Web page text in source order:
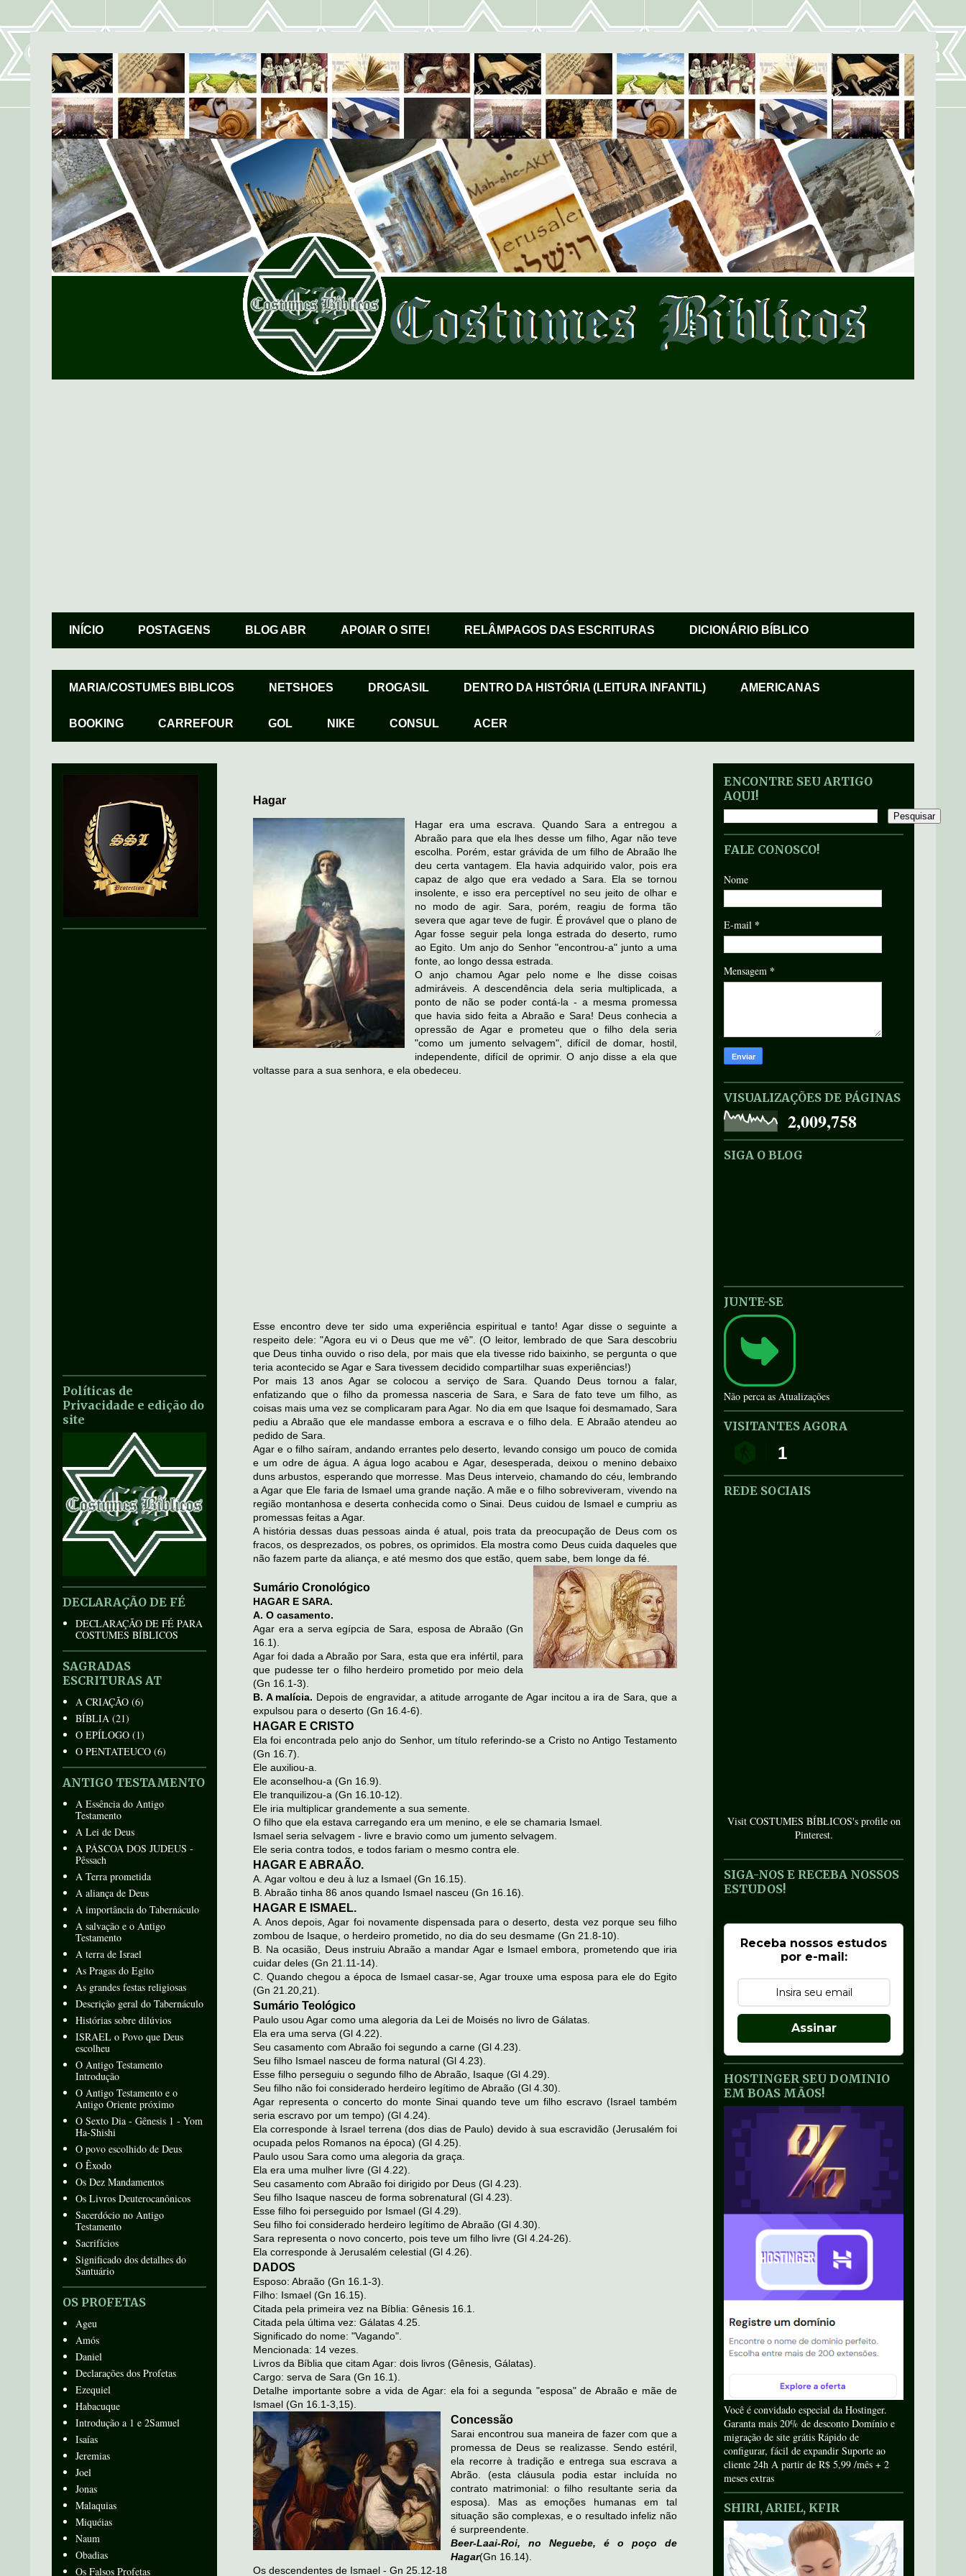
INÍCIO POSTAGENS BLOG ABR APOIAR O SITE! RELÂMPAGOS DAS ESCRITURAS DICIONÁRIO BÍBLICO
MARIA/COSTUMES BIBLICOS NETSHOES DROGASIL DENTRO DA HISTÓRIA (LEITURA INFANTIL) AMERICANAS
BOOKING CARREFOUR GOL NIKE CONSUL ACER
Hagar
Hagar era uma escrava. Quando Sara a entregou a
Abraão para que ela lhes desse um filho, Agar não teve
escolha. Porém, estar grávida de um filho de Abraão lhe
deu certa vantagem. Ela havia adquirido valor, pois era
capaz de algo que era vedado a Sara. Ela se tornou
insolente, e isso era perceptível no seu jeito de olhar e
no modo de agir. Sara, porém, reagiu de forma tão
severa que agar teve de fugir. É provável que o plano de
Agar fosse seguir pela longa estrada do deserto, rumo
ao Egito. Um anjo do Senhor "encontrou-a" junto a uma
fonte, ao longo dessa estrada.
O anjo chamou Agar pelo nome e lhe disse coisas
admiráveis. A descendência dela seria multiplicada, a
ponto de não se poder contá-la - a mesma promessa
que havia sido feita a Abraão e Sara! Deus conhecia a
opressão de Agar e prometeu que o filho dela seria
"como um jumento selvagem", difícil de domar, hostil,
independente, difícil de oprimir. O anjo disse a ela que
voltasse para a sua senhora, e ela obedeceu.
Esse encontro deve ter sido uma experiência espiritual e tanto! Agar disse o seguinte a
respeito dele: "Agora eu vi o Deus que me vê". (O leitor, lembrado de que Sara descobriu
que Deus tinha ouvido o riso dela, por mais que ela tivesse rido baixinho, se pergunta o que
teria acontecido se Agar e Sara tivessem decidido compartilhar suas experiências!)
Por mais 13 anos Agar se colocou a serviço de Sara. Quando Deus tornou a falar,
enfatizando que o filho da promessa nasceria de Sara, e Sara de fato teve um filho, as
coisas mais uma vez se complicaram para Agar. No dia em que Isaque foi desmamado, Sara
pediu a Abraão que ele mandasse embora a escrava e o filho dela. E Abraão atendeu ao
pedido de Sara.
Agar e o filho saíram, andando errantes pelo deserto, levando consigo um pouco de comida
e um odre de água. A água logo acabou e Agar, desesperada, deixou o menino debaixo
duns arbustos, esperando que morresse. Mas Deus interveio, chamando do céu, lembrando
a Agar que Ele faria de Ismael uma grande nação. A mãe e o filho sobreviveram, vivendo na
região montanhosa e deserta conhecida como o Sinai. Deus cuidou de Ismael e cumpriu as
promessas feitas a Agar.
A história dessas duas pessoas ainda é atual, pois trata da preocupação de Deus com os
fracos, os desprezados, os pobres, os oprimidos. Ela mostra como Deus cuida daqueles que
não fazem parte da aliança, e até mesmo dos que estão, quem sabe, bem longe da fé.
Sumário Cronológico
HAGAR E SARA.
A. O casamento.
Agar era a serva egípcia de Sara, esposa de Abraão (Gn
16.1).
Agar foi dada a Abraão por Sara, esta que era infértil, para
que pudesse ter o filho herdeiro prometido por meio dela
(Gn 16.1-3).
B. A malícia. Depois de engravidar, a atitude arrogante de Agar incitou a ira de Sara, que a
expulsou para o deserto (Gn 16.4-6).
HAGAR E CRISTO
Ela foi encontrada pelo anjo do Senhor, um título referindo-se a Cristo no Antigo Testamento
(Gn 16.7).
Ele auxiliou-a.
Ele aconselhou-a (Gn 16.9).
Ele tranquilizou-a (Gn 16.10-12).
Ele iria multiplicar grandemente a sua semente.
O filho que ela estava carregando era um menino, e ele se chamaria Ismael.
Ismael seria selvagem - livre e bravio como um jumento selvagem.
Ele seria contra todos, e todos fariam o mesmo contra ele.
HAGAR E ABRAÃO.
A. Agar voltou e deu à luz a Ismael (Gn 16.15).
B. Abraão tinha 86 anos quando Ismael nasceu (Gn 16.16).
HAGAR E ISMAEL.
A. Anos depois, Agar foi novamente dispensada para o deserto, desta vez porque seu filho
zombou de Isaque, o herdeiro prometido, no dia do seu desmame (Gn 21.8-10).
B. Na ocasião, Deus instruiu Abraão a mandar Agar e Ismael embora, prometendo que iria
cuidar deles (Gn 21.11-14).
C. Quando chegou a época de Ismael casar-se, Agar trouxe uma esposa para ele do Egito
(Gn 21.20,21).
Sumário Teológico
Paulo usou Agar como uma alegoria da Lei de Moisés no livro de Gálatas.
Ela era uma serva (Gl 4.22).
Seu casamento com Abraão foi segundo a carne (Gl 4.23).
Seu filho Ismael nasceu de forma natural (Gl 4.23).
Esse filho perseguiu o segundo filho de Abraão, Isaque (Gl 4.29).
Seu filho não foi considerado herdeiro legítimo de Abraão (Gl 4.30).
Agar representa o concerto do monte Sinai quando teve um filho escravo (Israel também
seria escravo por um tempo) (Gl 4.24).
Ela corresponde à Israel terrena (dos dias de Paulo) devido à sua escravidão (Jerusalém foi
ocupada pelos Romanos na época) (Gl 4.25).
Paulo usou Sara como uma alegoria da graça.
Ela era uma mulher livre (Gl 4.22).
Seu casamento com Abraão foi dirigido por Deus (Gl 4.23).
Seu filho Isaque nasceu de forma sobrenatural (Gl 4.23).
Esse filho foi perseguido por Ismael (Gl 4.29).
Seu filho foi considerado herdeiro legítimo de Abraão (Gl 4.30).
Sara representa o novo concerto, pois teve um filho livre (Gl 4.24-26).
Ela corresponde à Jerusalém celestial (Gl 4.26).
DADOS
Esposo: Abraão (Gn 16.1-3).
Filho: Ismael (Gn 16.15).
Citada pela primeira vez na Bíblia: Gênesis 16.1.
Citada pela última vez: Gálatas 4.25.
Significado do nome: "Vagando".
Mencionada: 14 vezes.
Livros da Bíblia que citam Agar: dois livros (Gênesis, Gálatas).
Cargo: serva de Sara (Gn 16.1).
Detalhe importante sobre a vida de Agar: ela foi a segunda "esposa" de Abraão e mãe de
Ismael (Gn 16.1-3,15).
Concessão
Sarai encontrou sua maneira de fazer com que a
promessa de Deus se realizasse. Sendo estéril,
ela recorre à tradição e entrega sua escrava a
Abrão. (esta cláusula podia estar incluída no
contrato matrimonial: o filho resultante seria da
esposa). Mas as emoções humanas em tal
situação são complexas, e o resultado infeliz não
é surpreendente.
Beer-Laai-Roi, no Neguebe, é o poço de
Hagar(Gn 16.14).
Os descendentes de Ismael - Gn 25.12-18
Políticas de
Privacidade e edição do
site
DECLARAÇÃO DE FÉ
DECLARAÇÃO DE FÉ PARA
COSTUMES BÍBLICOS
SAGRADAS
ESCRITURAS AT
A CRIAÇÃO (6)
BÍBLIA (21)
O EPÍLOGO (1)
O PENTATEUCO (6)
ANTIGO TESTAMENTO
A Essência do Antigo
Testamento
A Lei de Deus
A PÁSCOA DOS JUDEUS -
Pêssach
A Terra prometida
A aliança de Deus
A importância do Tabernáculo
A salvação e o Antigo
Testamento
A terra de Israel
As Pragas do Egito
As grandes festas religiosas
Descrição geral do Tabernáculo
Histórias sobre dilúvios
ISRAEL o Povo que Deus
escolheu
O Antigo Testamento
Introdução
O Antigo Testamento e o
Antigo Oriente próximo
O Sexto Dia - Gênesis 1 - Yom
Ha-Shishi
O povo escolhido de Deus
O Êxodo
Os Dez Mandamentos
Os Livros Deuterocanônicos
Sacerdócio no Antigo
Testamento
Sacrifícios
Significado dos detalhes do
Santuário
OS PROFETAS
Ageu
Amós
Daniel
Declarações dos Profetas
Ezequiel
Habacuque
Introdução a 1 e 2Samuel
Isaías
Jeremias
Joel
Jonas
Malaquias
Miquéias
Naum
Obadias
Os Falsos Profetas
ENCONTRE SEU ARTIGO
AQUI!
FALE CONOSCO!
Nome
E-mail *
Mensagem *
VISUALIZAÇÕES DE PÁGINAS
2,009,758
SIGA O BLOG
JUNTE-SE
Não perca as Atualizações
VISITANTES AGORA
1
REDE SOCIAIS
Visit COSTUMES BÍBLICOS's profile on
Pinterest.
SIGA-NOS E RECEBA NOSSOS
ESTUDOS!
Receba nossos estudos
por e-mail:
Assinar
HOSTINGER SEU DOMINIO
EM BOAS MÃOS!
Você é convidado especial da Hostinger.
Garanta mais 20% de desconto Domínio e
migração de site grátis Rápido de
configurar, fácil de expandir Suporte ao
cliente 24h A partir de R$ 5,99 /mês + 2
meses extras
SHIRI, ARIEL, KFIR